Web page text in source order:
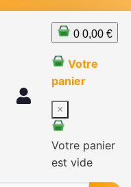
0 0,00 €
Votre
panier
×
Votre panier
est vide